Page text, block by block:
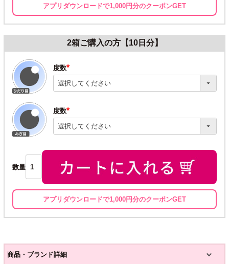
アプリダウンロードで1,000円分のクーポンGET
2箱ご購入の方【10日分】
度数
(必
須)
度数
(必
須)
数量
アプリダウンロードで1,000円分のクーポンGET
商品・ブランド詳細